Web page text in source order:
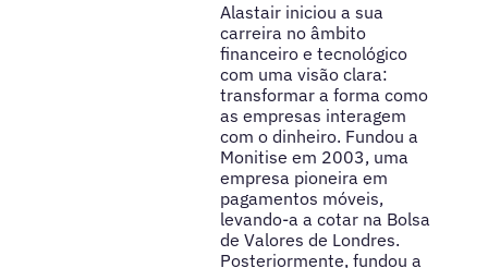
Alastair iniciou a sua
carreira no âmbito
financeiro e tecnológico
com uma visão clara:
transformar a forma como
as empresas interagem
com o dinheiro. Fundou a
Monitise em 2003, uma
empresa pioneira em
pagamentos móveis,
levando-a a cotar na Bolsa
de Valores de Londres.
Posteriormente, fundou a